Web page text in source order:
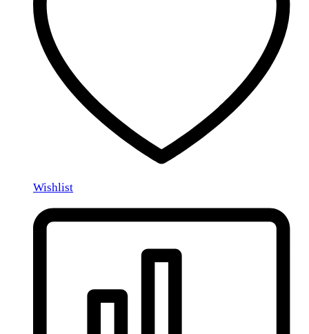
Wishlist